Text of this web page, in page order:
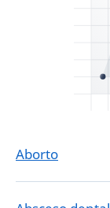
Aborto